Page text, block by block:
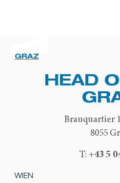
GRAZ
HEAD
Brauquartier
8055
T: +43 5
WIEN